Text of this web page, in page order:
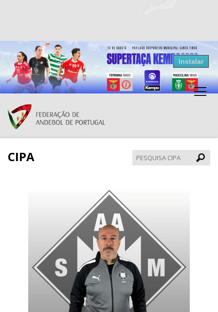
Resultados Andebol
Federação de Andebol de Portugal
Grátis - Disponivel na Play Store
Instalar
CIPA
CIPA